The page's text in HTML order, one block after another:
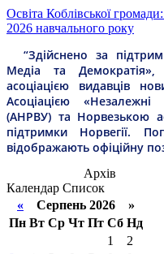
Освіта Коблівської
2026 навчального року
“Здійснено за
Медіа та Демократія»,
асоціацією видавців
Асоціацією «Незалежні
(АНРВУ) та Норвезькою
підтримки Норвегії.
відображають офіційну
Архів
Календар Список
« Серпень 2026 »
Пн Вт Ср Чт Пт Сб Нд
1
2